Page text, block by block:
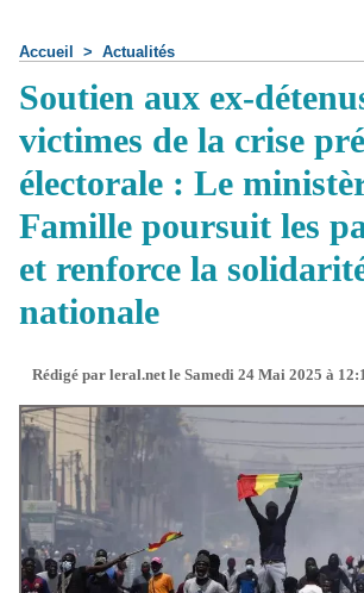
Accueil > Actualités
Soutien aux ex-
victimes de la crise
électorale : Le
Famille poursuit les
et renforce la
nationale
Rédigé par leral.net le Samedi 24 Mai 2025 à